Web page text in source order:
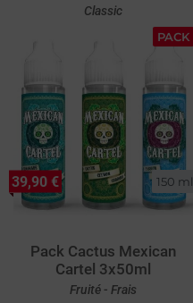
Classic
PACK
150 ml
Pack Cactus Mexican
Cartel 3x50ml
Fruité - Frais
39,90 €